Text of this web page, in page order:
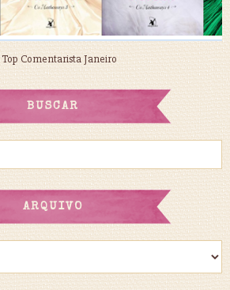
Top Comentarista Janeiro
BUSCAR
ARQUIVO